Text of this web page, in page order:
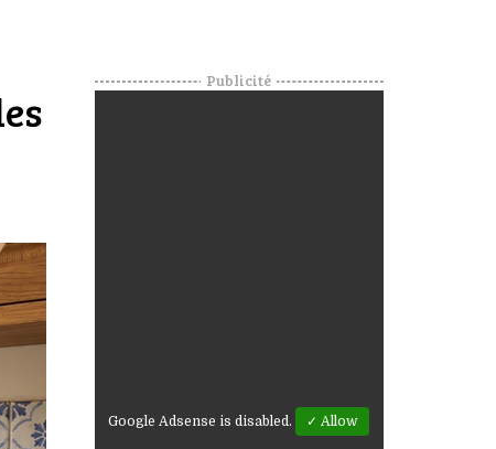
Publicité
Google Adsense is disabled. ✓ Allow